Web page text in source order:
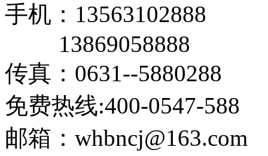
手机：13563102888
13869058888
传真：0631--5880288
免费热线:400-0547-588
邮箱：whbncj@163.com